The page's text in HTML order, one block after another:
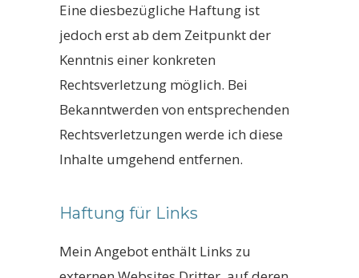
Eine diesbezügliche Haftung ist
jedoch erst ab dem Zeitpunkt der
Kenntnis einer konkreten
Rechtsverletzung möglich. Bei
Bekanntwerden von entsprechenden
Rechtsverletzungen werde ich diese
Inhalte umgehend entfernen.
Haftung für Links
Mein Angebot enthält Links zu